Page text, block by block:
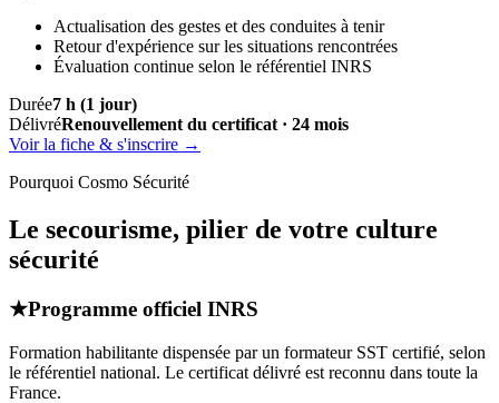
Actualisation des gestes et des conduites à tenir
Retour d'expérience sur les situations rencontrées
Évaluation continue selon le référentiel INRS
Durée7 h (1 jour)
DélivréRenouvellement du certificat · 24 mois
Voir la fiche & s'inscrire →
Pourquoi Cosmo Sécurité
Le secourisme, pilier de votre culture
sécurité
★Programme officiel INRS
Formation habilitante dispensée par un formateur SST certifié, selon
le référentiel national. Le certificat délivré est reconnu dans toute la
France.